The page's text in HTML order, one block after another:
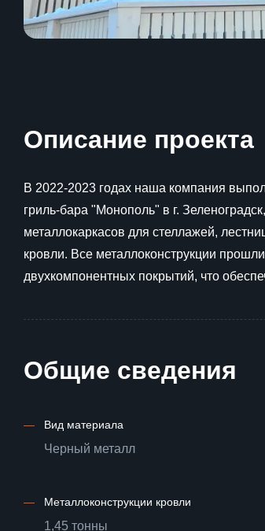
Описание проекта
В 2022-2023 годах наша компания
гриль-бара "Монополь" в г.
металлокаркасов для стеллажей,
кровли. Все металлоконструкции
двухкомпонентных покрытий, что
Общие сведения
— Вид материала
Черный металл
— Металлоконструкции кровли
1,45 тонны